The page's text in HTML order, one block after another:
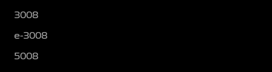
3008
e-3008
5008